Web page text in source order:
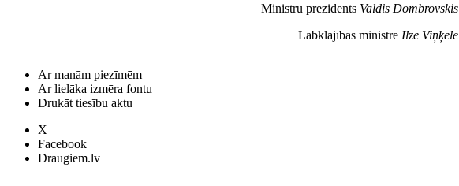
Ministru prezidents Valdis Dombrovskis
Labklājības ministre Ilze Viņķele
Ar manām piezīmēm
Ar lielāka izmēra fontu
Drukāt tiesību aktu
X
Facebook
Draugiem.lv